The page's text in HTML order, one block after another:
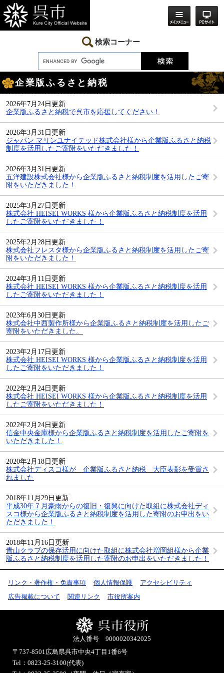
ー
ジ
の
ニ
ュ
ー
て
本
文
へ
検索コーナー
文
企業版ふるさと納税
2026年7月24日更新
企業版ふるさと納税で呉市を応援してください！
2026年3月31日更新
ジャパン マリンユナイテッド株式会社様から企業版ふるさと納税
制度を活用したご寄附をいただきました！
2026年3月31日更新
五洋建設株式会社様から企業版ふるさと納税制度を活用したご寄
附をいただきました！
2025年3月27日更新
株式会社 HEISEI WORKS 様から企業版ふるさと納税制度を活用
したご寄附をいただきました！
2025年2月28日更新
株式会社フレスタ様から企業版ふるさと納税制度を活用したご寄
附をいただきました！
2024年3月11日更新
株式会社 HEISEI WORKS 様から企業版ふるさと納税制度を活用
したご寄附をいただきました！
2023年6月30日更新
株式会社中西製作所様から企業版ふるさと納税制度を活用したご
寄附をいただきました。
2023年2月17日更新
株式会社 HEISEI WORKS 様から企業版ふるさと納税制度を活用
したご寄附をいただきました！
2022年2月24日更新
株式会社 HEISEI WORKS 様から企業版ふるさと納税制度を活用
したご寄附をいただきました！
2022年2月24日更新
信金中央金庫様から企業版ふるさと納税制度を活用したご寄附を
いただきました！
2020年2月18日更新
株式会社ディスコ様が 企業版ふるさと納税 大臣表彰を受賞さ
れました
2018年11月29日更新
平成30年７月豪雨からの復旧・復興に向けた取組に株式会社ディ
スコ様から企業版ふるさと納税制度を活用した寄附のお申出をい
ただきました！
2018年11月16日更新
青山クラブの保存活用に向けた取組に株式会社増岡組様から企業
版ふるさと納税制度を活用した寄附のお申出をいただきました！
リンク・著作権・免責事項 個人情報保護
アクセシビリティ
広告掲載について
関連リンク 市役所案内
法人番号 9000020342025
〒737-8501広島県呉市中央4丁目1番6号
Tel：0823-25-3100(代表)